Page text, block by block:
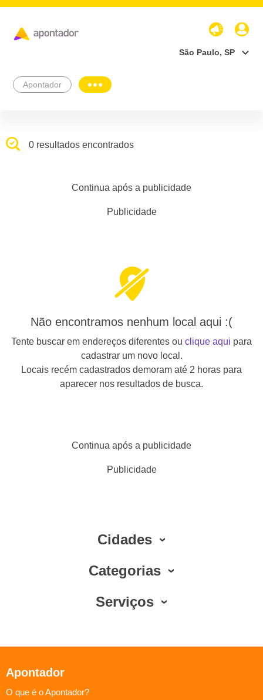
São Paulo, SP
Apontador
0 resultados encontrados
Continua após a publicidade
Publicidade
Não encontramos nenhum local aqui :(
Tente buscar em endereços diferentes ou clique aqui para
cadastrar um novo local.
Locais recém cadastrados demoram até 2 horas para
aparecer nos resultados de busca.
Continua após a publicidade
Publicidade
Cidades
Categorias
Serviços
Apontador
O que é o Apontador?